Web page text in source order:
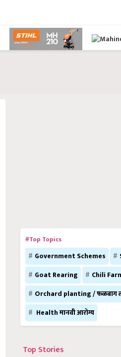
#Top Topics
Government Schemes
Goat Rearing
Chili
Orchard planting / फळबाग
Health मानवी आरोग्य
Top Stories